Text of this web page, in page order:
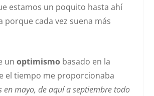
estamos un poquito hasta ahí
porque cada vez suena más
unoptimismo basado en la
el tiempo me proporcionaba
en mayo, de aquí a septiembre todo